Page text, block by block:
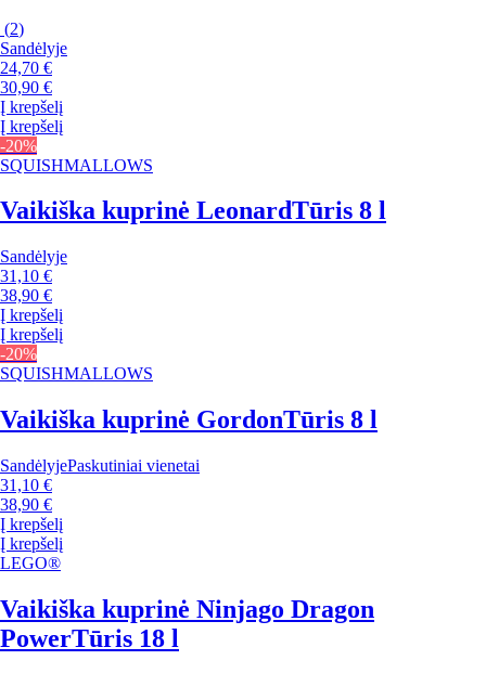
(2)
Sandėlyje
24,70 €
30,90 €
Į krepšelį
Į krepšelį
-20%
SQUISHMALLOWS
Vaikiška kuprinė LeonardTūris 8 l
Sandėlyje
31,10 €
38,90 €
Į krepšelį
Į krepšelį
-20%
SQUISHMALLOWS
Vaikiška kuprinė GordonTūris 8 l
SandėlyjePaskutiniai vienetai
31,10 €
38,90 €
Į krepšelį
Į krepšelį
LEGO®
Vaikiška kuprinė Ninjago Dragon
PowerTūris 18 l